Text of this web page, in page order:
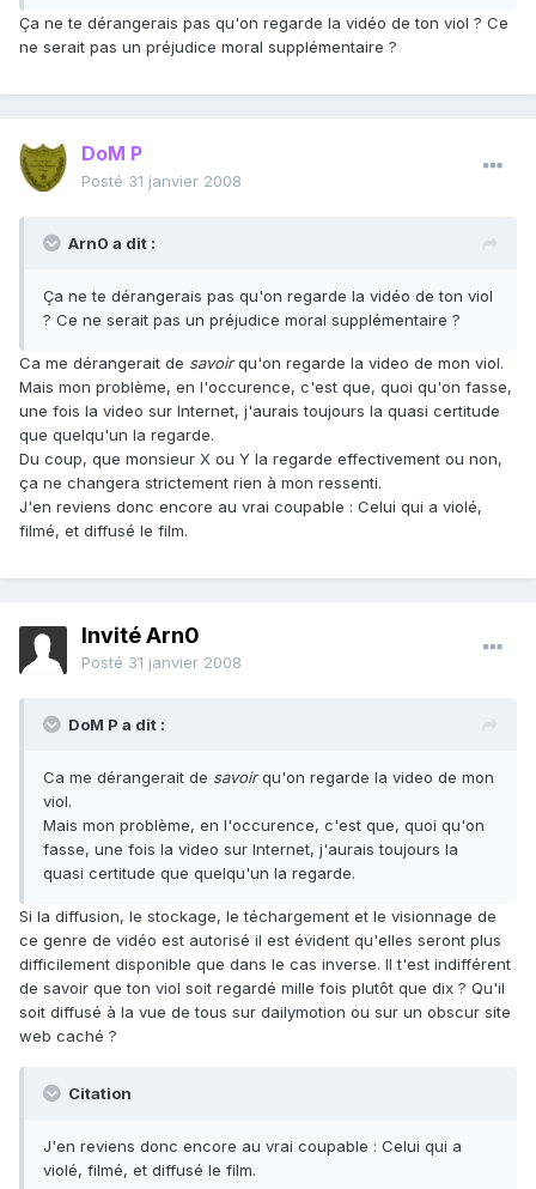
Ça ne te dérangerais pas qu'on regarde la vidéo de ton viol ? Ce
ne serait pas un préjudice moral supplémentaire ?
DoM P
Posté 31 janvier 2008
Arn0 a dit :
Ça ne te dérangerais pas qu'on regarde la vidéo de ton viol
? Ce ne serait pas un préjudice moral supplémentaire ?
Ca me dérangerait de savoirqu'on regarde la video de mon viol.
Mais mon problème, en l'occurence, c'est que, quoi qu'on fasse,
une fois la video sur Internet, j'aurais toujours la quasi certitude
que quelqu'un la regarde.
Du coup, que monsieur X ou Y la regarde effectivement ou non,
ça ne changera strictement rien à mon ressenti.
J'en reviens donc encore au vrai coupable : Celui qui a violé,
filmé, et diffusé le film.
Invité Arn0
Posté 31 janvier 2008
DoM P a dit :
Ca me dérangerait de savoirqu'on regarde la video de mon
viol.
Mais mon problème, en l'occurence, c'est que, quoi qu'on
fasse, une fois la video sur Internet, j'aurais toujours la
quasi certitude que quelqu'un la regarde.
Si la diffusion, le stockage, le téchargement et le visionnage de
ce genre de vidéo est autorisé il est évident qu'elles seront plus
difficilement disponible que dans le cas inverse. Il t'est indifférent
de savoir que ton viol soit regardé mille fois plutôt que dix ? Qu'il
soit diffusé à la vue de tous sur dailymotion ou sur un obscur site
web caché ?
Citation
J'en reviens donc encore au vrai coupable : Celui qui a
violé, filmé, et diffusé le film.